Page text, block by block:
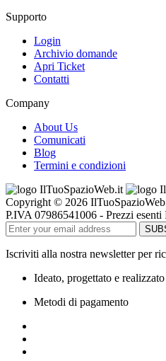
Supporto
Login
Archivio domande
Apri Ticket
Contatti
Company
About Us
Comunicati
Blog
Termini e condizioni
Copyright © 2026
P.IVA 07986541006 - Prezzi esenti
Iscriviti alla nostra newsletter per
Ideato, progettato e
Metodi di pagamento